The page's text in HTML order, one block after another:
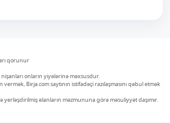
qorunur
onların yiyələrinə məxsusdur.
Birja.com saytının istifadəçi razılaşmasını qəbul etmək
elanların məzmununa görə məsuliyyət daşımır.